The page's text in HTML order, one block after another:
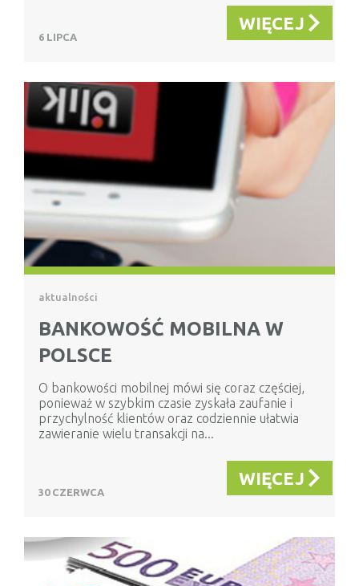
6 LIPCA
WIĘCEJ
aktualności
BANKOWOŚĆ MOBILNA W
POLSCE
O bankowości mobilnej mówi się coraz częściej,
ponieważ w szybkim czasie zyskała zaufanie i
przychylność klientów oraz codziennie ułatwia
zawieranie wielu transakcji na...
30 CZERWCA
WIĘCEJ